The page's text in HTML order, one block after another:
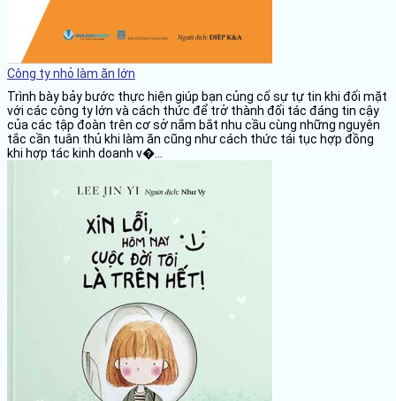
Công ty nhỏ làm ăn lớn
Trình bày bảy bước thực hiện giúp bạn củng cố sự tự tin khi đối mặt
với các công ty lớn và cách thức để trở thành đối tác đáng tin cậy
của các tập đoàn trên cơ sở nắm bắt nhu cầu cùng những nguyên
tắc cần tuân thủ khi làm ăn cũng như cách thức tái tục hợp đồng
khi hợp tác kinh doanh v�...